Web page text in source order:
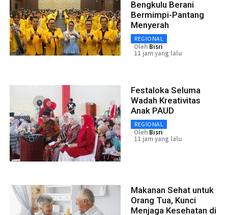
Bengkulu Berani
Bermimpi-Pantang
Menyerah
REGIONAL
Oleh Bisri
11 jam yang lalu
Festaloka Seluma
Wadah Kreativitas
Anak PAUD
REGIONAL
Oleh Bisri
11 jam yang lalu
Makanan Sehat untuk
Orang Tua, Kunci
Menjaga Kesehatan di